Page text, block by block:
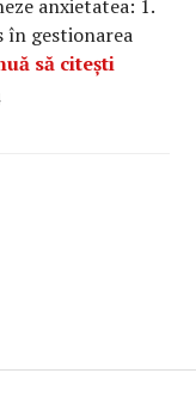
anxietatea: 1.
în gestionarea
să citești